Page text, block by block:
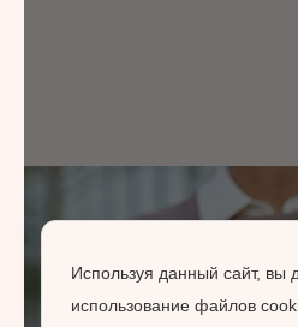
Используя данный сайт, вы
использование файлов